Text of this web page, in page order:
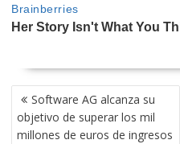
NAVEGACIÓN
DE
ENTRADAS
Software AG alcanza su
objetivo de superar los mil
millones de euros de ingresos